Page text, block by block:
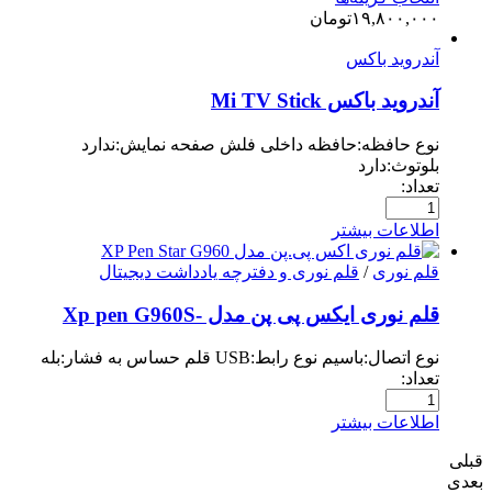
۱۹,۸۰۰,۰۰۰تومان
آندروید باکس
آندروید باکس Mi TV Stick
نوع حافظه:حافظه داخلی فلش صفحه نمایش:ندارد
بلوتوث:دارد
تعداد:
اطلاعات بیشتر
قلم نوری / قلم نوری و دفترچه یادداشت دیجیتال
قلم نوری ایکس پی پن مدل -Xp pen G960S
نوع اتصال:باسیم نوع رابط:USB قلم حساس به فشار:بله
تعداد:
اطلاعات بیشتر
قبلی
بعدی